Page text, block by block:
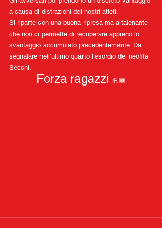
a causa di distrazioni dei nostri atleti.
Si riparte con una buona ripresa ma altalenante
che non ci permette di recuperare appieno lo
svantaggio accumulato precedentemente. Da
segnalare nell’ultimo quarto l’esordio del neofita
Secchi.
Forza ragazzi 💪🏾